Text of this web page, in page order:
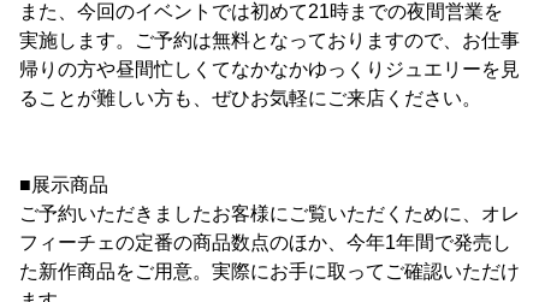
また、今回のイベントでは初めて21時までの夜間営業を
実施します。ご予約は無料となっておりますので、お仕事
帰りの方や昼間忙しくてなかなかゆっくりジュエリーを見
ることが難しい方も、ぜひお気軽にご来店ください。
■展示商品
ご予約いただきましたお客様にご覧いただくために、オレ
フィーチェの定番の商品数点のほか、今年1年間で発売し
た新作商品をご用意。実際にお手に取ってご確認いただけ